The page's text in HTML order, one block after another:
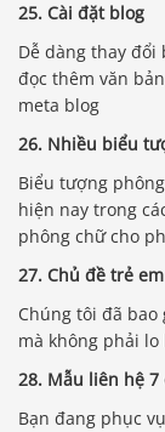
25. Cài đặt blog
Dễ dàng thay đổi
đọc thêm văn
meta blog
26. Nhiều biểu
Biểu tượng
hiện nay trong
phông chữ cho
27. Chủ đề trẻ
Chúng tôi đã
mà không phải lo
28. Mẫu liên hệ 7
Bạn đang phục